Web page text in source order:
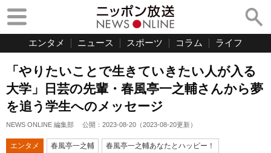
エンタメ ニュース スポーツ コラム ライフ
「やりたいことで生きていきたい人が入る
大学」日芸の先輩・春風亭一之輔さんから夢
を追う学生へのメッセージ
NEWS ONLINE 編集部 公開： 2023-08-20 （2023-08-20更新）
エンタメ 春風亭一之輔 春風亭一之輔あなたとハッピー！